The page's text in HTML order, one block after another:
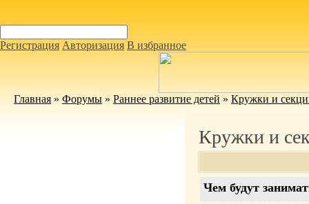
Регистрация Авторизация В избранное
Главная » Форумы » Раннее развитие детей » Кружки и
Кружки и
Чем будут